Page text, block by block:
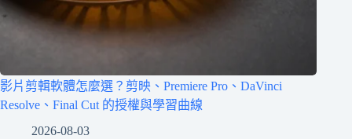
影片剪輯軟體怎麼選？剪映、Premiere Pro、DaVinci
Resolve、Final Cut 的授權與學習曲線
2026-08-03